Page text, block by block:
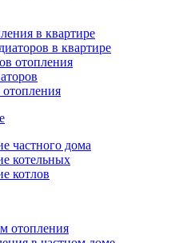
в квартире
в квартире
отопления
частного дома
котельных
котлов
отопления